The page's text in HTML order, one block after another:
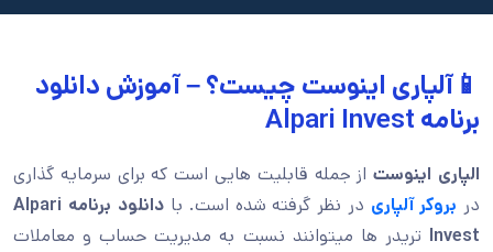
📱آلپاری اینوست چیست؟ – آموزش دانلود
برنامه Alpari Invest
الپاری اینوستاز جمله قابلیت هایی است که برای سرمایه گذاری
در بروکر آلپاری در نظر گرفته شده است. با
دانلود برنامه Alpari
Invest تریدر ها میتوانند نسبت به مدیریت حساب و معاملات